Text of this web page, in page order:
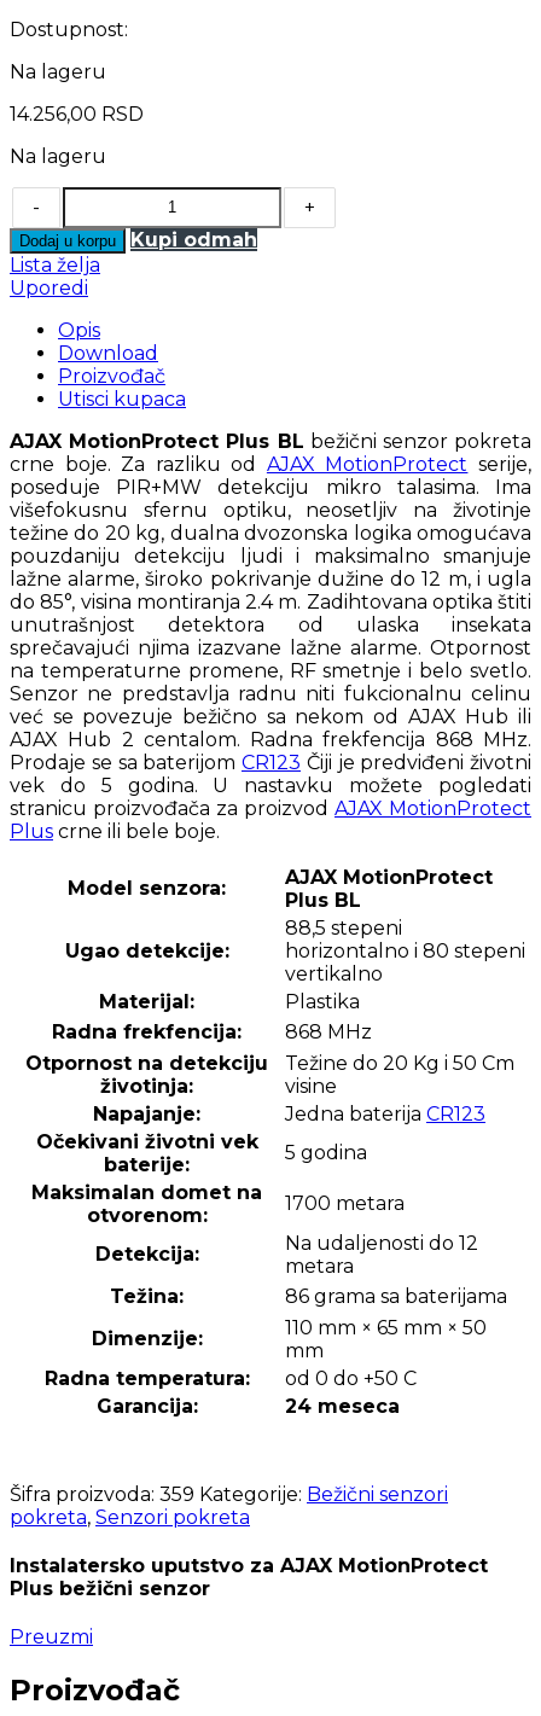
Dostupnost:
Na lageru
14.256,00 RSD
Na lageru
- +
Dodaj u korpu
Kupi odmah
Lista želja
Uporedi
Opis
Download
Proizvođač
Utisci kupaca
AJAX MotionProtect Plus BL bežični senzor pokreta
crne boje. Za razliku od AJAX MotionProtect serije,
poseduje PIR+MW detekciju mikro talasima. Ima
višefokusnu sfernu optiku, neosetljiv na životinje
težine do 20 kg, dualna dvozonska logika omogućava
pouzdaniju detekciju ljudi i maksimalno smanjuje
lažne alarme, široko pokrivanje dužine do 12 m, i ugla
do 85°, visina montiranja 2.4 m. Zadihtovana optika štiti
unutrašnjost detektora od ulaska insekata
sprečavajući njima izazvane lažne alarme. Otpornost
na temperaturne promene, RF smetnje i belo svetlo.
Senzor ne predstavlja radnu niti fukcionalnu celinu
već se povezuje bežično sa nekom od AJAX Hub ili
AJAX Hub 2 centalom. Radna frekfencija 868 MHz.
Prodaje se sa baterijom CR123 Čiji je predviđeni životni
vek do 5 godina. U nastavku možete pogledati
stranicu proizvođača za proizvod AJAX MotionProtect
Plus crne ili bele boje.
Model senzora:
AJAX MotionProtect
Plus BL
Ugao detekcije:
88,5 stepeni
horizontalno i 80 stepeni
vertikalno
Materijal:
Plastika
Radna frekfencija:
868 MHz
Otpornost na detekciju
životinja:
Težine do 20 Kg i 50 Cm
visine
Napajanje:
Jedna baterija CR123
Očekivani životni vek
baterije:
5 godina
Maksimalan domet na
otvorenom:
1700 metara
Detekcija:
Na udaljenosti do 12
metara
Težina:
86 grama sa baterijama
Dimenzije:
110 mm × 65 mm × 50
mm
Radna temperatura:
od 0 do +50 C
Garancija:
24 meseca
Šifra proizvoda: 359 Kategorije: Bežični senzori
pokreta, Senzori pokreta
Instalatersko uputstvo za AJAX MotionProtect
Plus bežični senzor
Preuzmi
Proizvođač